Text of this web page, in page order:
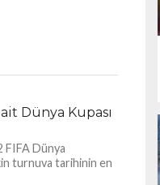
Dünya Kupası
FIFA Dünya
turnuva tarihinin en